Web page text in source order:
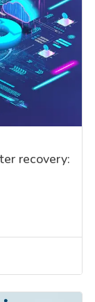
recovery: